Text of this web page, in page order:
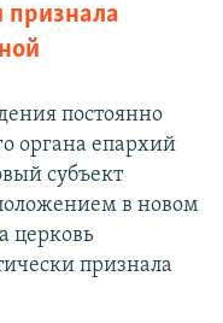
признала
постоянно
органа епархий
субъект
в новом
церковь
признала